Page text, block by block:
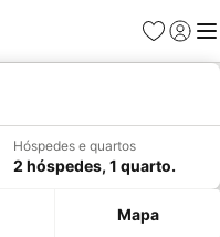
Favoritos
Iniciar
Hóspedes e quartos
2 hóspedes, 1 quarto.
Mapa